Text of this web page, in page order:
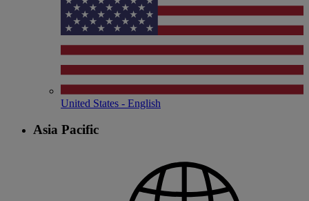
United States - English
Asia Pacific